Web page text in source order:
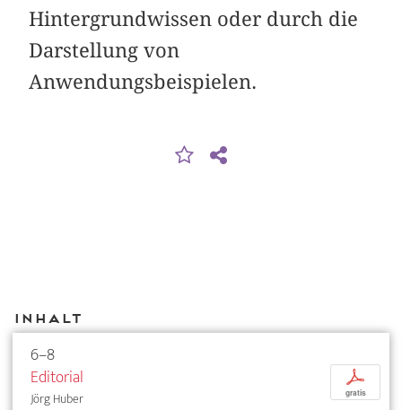
Hintergrundwissen oder durch die
Darstellung von
Anwendungsbeispielen.
Inhalt
6–8
Editorial
Jörg Huber
p
gratis